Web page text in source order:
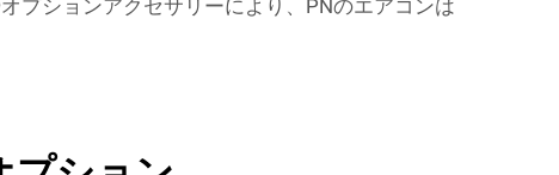
プションアクセサリーにより、PNのエアコンは